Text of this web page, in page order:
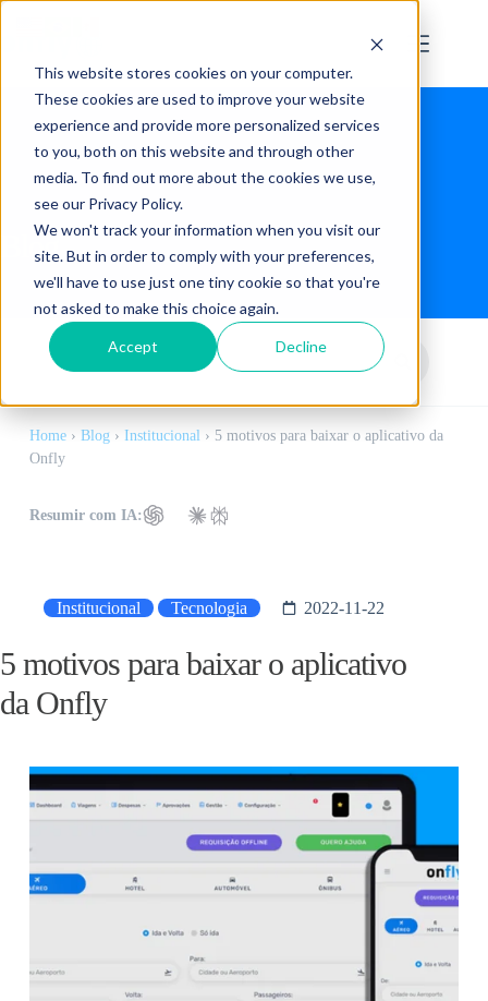
This website stores cookies on your computer.
These cookies are used to improve your website
experience and provide more personalized services
to you, both on this website and through other
media. To find out more about the cookies we use,
see our Privacy Policy.
We won't track your information when you visit our
site. But in order to comply with your preferences,
we'll have to use just one tiny cookie so that you're
not asked to make this choice again.
Accept Decline
Blog
Home› Blog› Institucional› 5 motivos para baixar o aplicativo da
Onfly
Resumir com IA:
Institucional Tecnologia 2022-11-22
5 motivos para baixar o aplicativo
da Onfly